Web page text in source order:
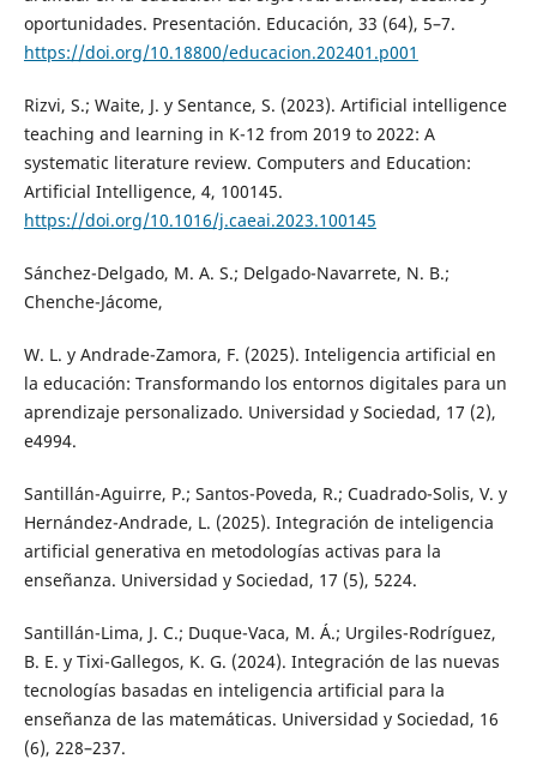
oportunidades. Presentación. Educación, 33 (64), 5–7.
https://doi.org/10.18800/educacion.202401.p001
Rizvi, S.; Waite, J. y Sentance, S. (2023). Artificial intelligence
teaching and learning in K-12 from 2019 to 2022: A
systematic literature review. Computers and Education:
Artificial Intelligence, 4, 100145.
https://doi.org/10.1016/j.caeai.2023.100145
Sánchez-Delgado, M. A. S.; Delgado-Navarrete, N. B.;
Chenche-Jácome,
W. L. y Andrade-Zamora, F. (2025). Inteligencia artificial en
la educación: Transformando los entornos digitales para un
aprendizaje personalizado. Universidad y Sociedad, 17 (2),
e4994.
Santillán-Aguirre, P.; Santos-Poveda, R.; Cuadrado-Solis, V. y
Hernández-Andrade, L. (2025). Integración de inteligencia
artificial generativa en metodologías activas para la
enseñanza. Universidad y Sociedad, 17 (5), 5224.
Santillán-Lima, J. C.; Duque-Vaca, M. Á.; Urgiles-Rodríguez,
B. E. y Tixi-Gallegos, K. G. (2024). Integración de las nuevas
tecnologías basadas en inteligencia artificial para la
enseñanza de las matemáticas. Universidad y Sociedad, 16
(6), 228–237.